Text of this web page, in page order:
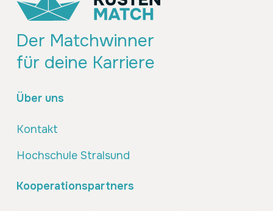
Der Matchwinner
für deine Karriere
Über uns
Kontakt
Hochschule Stralsund
Kooperationspartners